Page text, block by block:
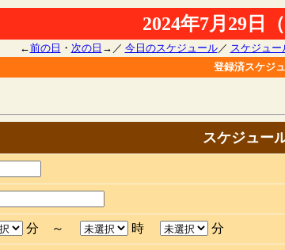
2024年7月29日
←前の日 ・ 次の日 →／ 今日のスケジュール／ スケジュー
登録済スケジ
スケジュー
分 ～ 時 分